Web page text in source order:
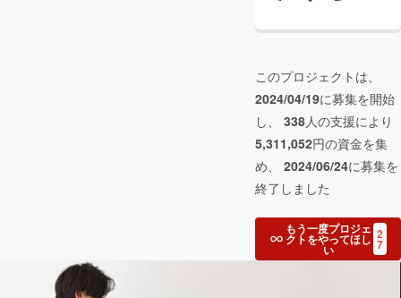
このプロジェクトは、
2024/04/19に募集を開始
し、 338人の支援により
5,311,052円の資金を集
め、 2024/06/24に募集を
終了しました
もう一度プロジェ
クトをやってほし
い
2
7